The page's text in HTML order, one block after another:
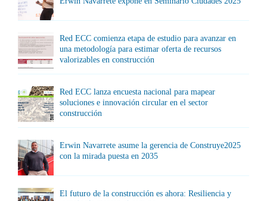
Red ECC comienza etapa de estudio para avanzar en
una metodología para estimar oferta de recursos
valorizables en construcción
Red ECC lanza encuesta nacional para mapear
soluciones e innovación circular en el sector
construcción
Erwin Navarrete asume la gerencia de Construye2025
con la mirada puesta en 2035
El futuro de la construcción es ahora: Resiliencia y